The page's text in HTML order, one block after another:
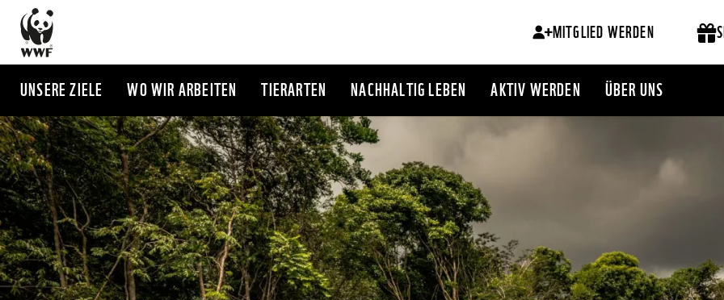
Direkt
zum
Inhalt
MITGLIED WERDEN
UNSERE ZIELE WO WIR ARBEITEN TIERARTEN NACHHALTIG LEBEN AKTIV WERDEN ÜBER UNS